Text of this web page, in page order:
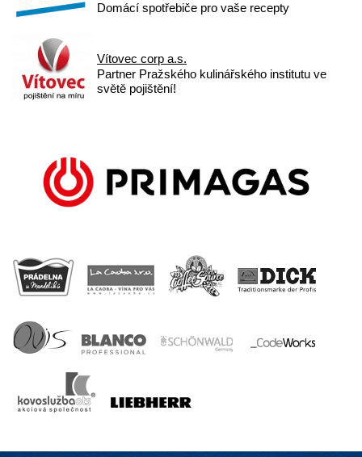
Domácí spotřebiče pro vaše recepty
Vítovec corp a.s.
Partner Pražského kulinářského institutu ve
světě pojištění!